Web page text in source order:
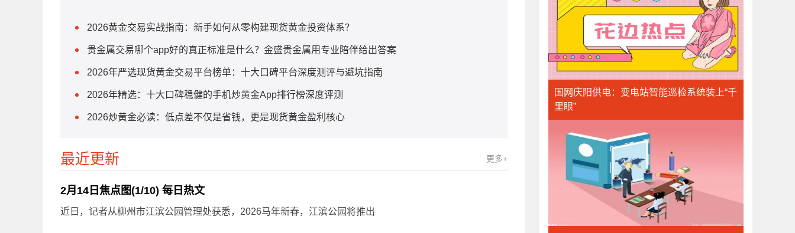
2026黄金交易实战指南：新手如何从零构建现货黄金投资体系？
贵金属交易哪个app好的真正标准是什么？金盛贵金属用专业陪伴给出答案
2026年严选现货黄金交易平台榜单：十大口碑平台深度测评与避坑指南
2026年精选：十大口碑稳健的手机炒黄金App排行榜深度评测
2026炒黄金必读：低点差不仅是省钱，更是现货黄金盈利核心
最近更新 更多+
2月14日焦点图(1/10) 每日热文
近日，记者从柳州市江滨公园管理处获悉，2026马年新春，江滨公园将推出
国网庆阳供电：变电站智能巡检系统装上“千
里眼”